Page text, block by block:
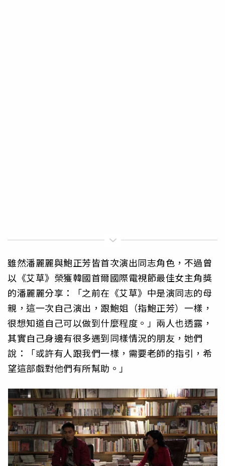
雖然潘麗麗與鮑正芳皆首次演出同志角色，不過曾
以《艾草》榮獲韓國首爾國際電視節最佳女主角獎
的潘麗麗分享：「之前在《艾草》中是演同志的母
親，這一次自己演出，跟鮑姐（指鮑正芳）一樣，
很想知道自己可以做到什麼程度。」兩人也透露，
其實自己身邊有很多遇到同樣情況的朋友，她們
說：「或許有人跟我們一樣，需要老師的指引，希
望這部戲對他們有所幫助。」